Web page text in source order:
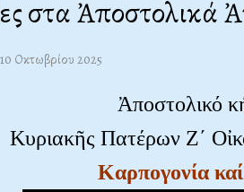
στα
Οκτωβρίου 2025
Ἀποστολικό
Κυριακῆς Πατέρων Ζ΄
Καρπογονία